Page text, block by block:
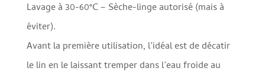
Lavage à 30-60°C – Sèche-linge autorisé (mais à
éviter).
Avant la première utilisation, l’idéal est de décatir
le lin en le laissant tremper dans l’eau froide au